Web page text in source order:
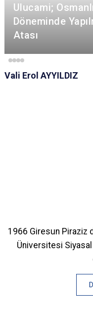
Ulucami;
Döneminde
Atası
Vali Erol AYYILDIZ
1966 Giresun Piraziz
Üniversitesi